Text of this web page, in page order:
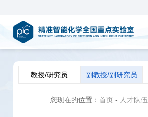
教授/研究员 副教授/副研究员
您现在的位置：首页 - 人才队伍